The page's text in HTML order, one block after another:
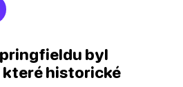
byl
které historické